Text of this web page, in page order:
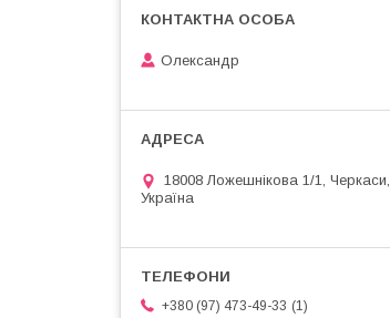
Олександр
18008 Ложешнікова 1/1, Черкаси,
Україна
+380 (97) 473-49-33 1